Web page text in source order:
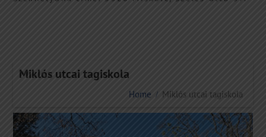
Miklós utcai tagiskola
Home Miklós utcai tagiskola